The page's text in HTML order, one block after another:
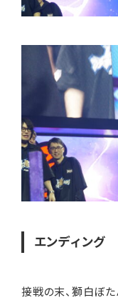
エンディング
接戦の末、獅白ぼ